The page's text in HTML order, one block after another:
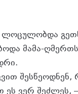
მამა-
შესწეოდნენ,
ვერ შეძლეს,